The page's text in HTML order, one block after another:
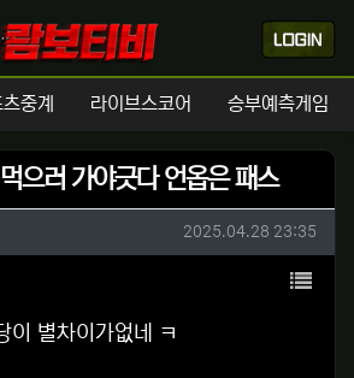
중계 라이브스코어 승부예측게임
으러 가야긋다 언옵은 패스
작성일
2025.04.28 23:35
목록
이 별차이가없네 ㅋ